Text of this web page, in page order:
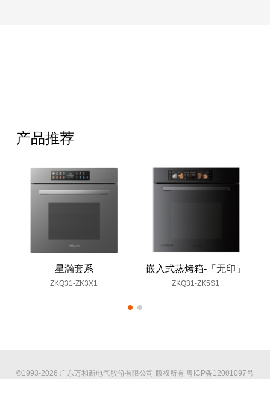
产品推荐
星瀚套系
ZKQ31-ZK3X1
嵌入式蒸烤箱-「无印」
ZKQ31-ZK5S1
©1993-2026 广东万和新电气股份有限公司 版权所有 粤ICP备12001097号